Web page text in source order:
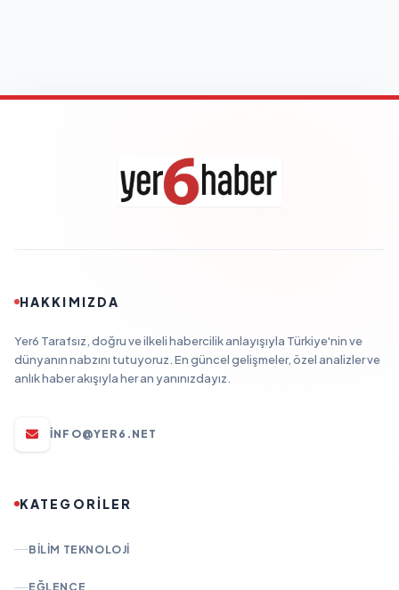
HAKKIMIZDA
Yer6 Tarafsız, doğru ve ilkeli habercilik anlayışıyla Türkiye'nin ve
dünyanın nabzını tutuyoruz. En güncel gelişmeler, özel analizler ve
anlık haber akışıyla her an yanınızdayız.
INFO@YER6.NET
KATEGORİLER
BILIM TEKNOLOJI
EĞLENCE